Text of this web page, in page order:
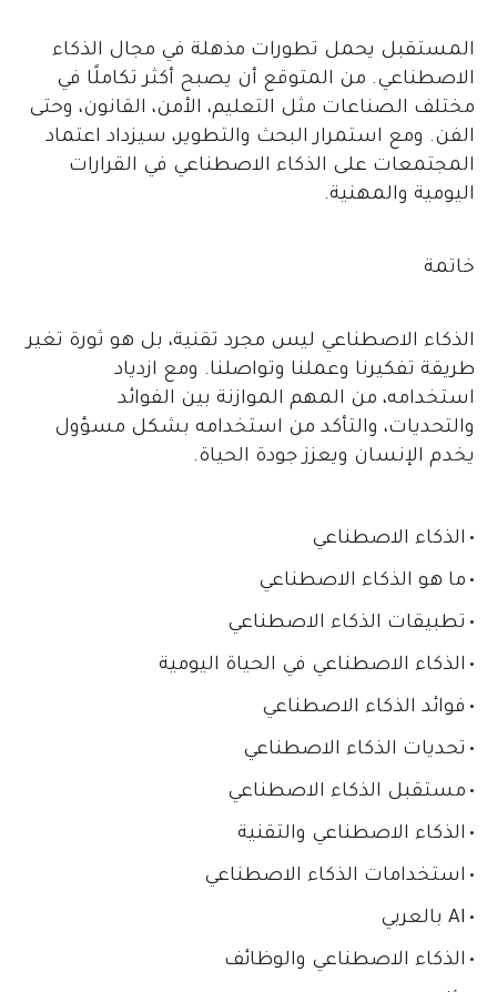
المستقبل يحمل تطورات مذهلة في مجال الذكاء
الاصطناعي. من المتوقع أن يصبح أكثر تكاملًا في
مختلف الصناعات مثل التعليم، الأمن، القانون، وحتى
الفن. ومع استمرار البحث والتطوير، سيزداد اعتماد
المجتمعات على الذكاء الاصطناعي في القرارات
اليومية والمهنية.
خاتمة
الذكاء الاصطناعي ليس مجرد تقنية، بل هو ثورة تغير
طريقة تفكيرنا وعملنا وتواصلنا. ومع ازدياد
استخدامه، من المهم الموازنة بين الفوائد
والتحديات، والتأكد من استخدامه بشكل مسؤول
يخدم الإنسان ويعزز جودة الحياة.
• الذكاء الاصطناعي
• ما هو الذكاء الاصطناعي
• تطبيقات الذكاء الاصطناعي
• الذكاء الاصطناعي في الحياة اليومية
• فوائد الذكاء الاصطناعي
• تحديات الذكاء الاصطناعي
• مستقبل الذكاء الاصطناعي
• الذكاء الاصطناعي والتقنية
• استخدامات الذكاء الاصطناعي
• AI بالعربي
• الذكاء الاصطناعي والوظائف